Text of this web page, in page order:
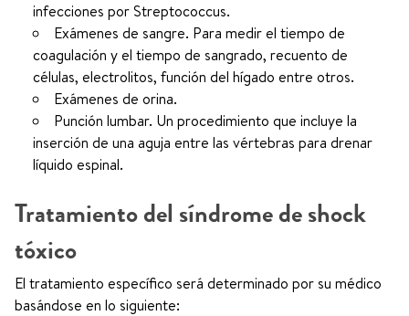
infecciones por Streptococcus.
Exámenes de sangre. Para medir el tiempo de
coagulación y el tiempo de sangrado, recuento de
células, electrolitos, función del hígado entre otros.
Exámenes de orina.
Punción lumbar. Un procedimiento que incluye la
inserción de una aguja entre las vértebras para drenar
líquido espinal.
Tratamiento del síndrome de shock
tóxico
El tratamiento específico será determinado por su médico
basándose en lo siguiente: